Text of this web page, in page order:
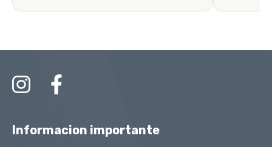
Informacion importante